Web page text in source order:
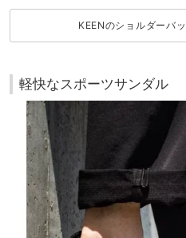
KEENのショルダーバ
軽快なスポーツサンダル